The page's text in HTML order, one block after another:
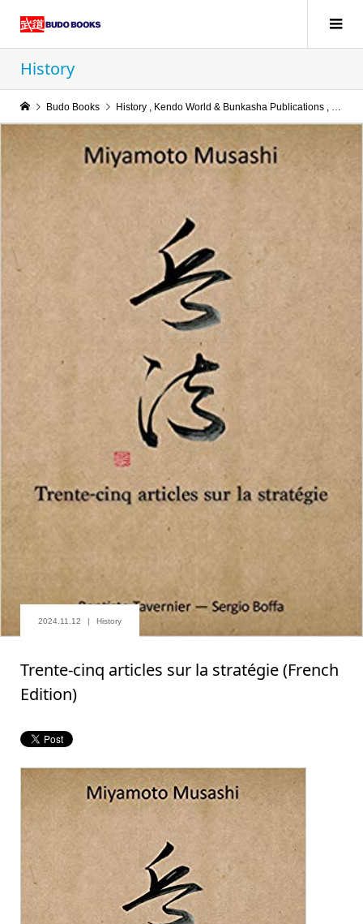
History
Budo Books History , Kendo World & Bunkasha Publications ,
2024.11.12 History
Trente-cinq articles sur la stratégie (French
Edition)